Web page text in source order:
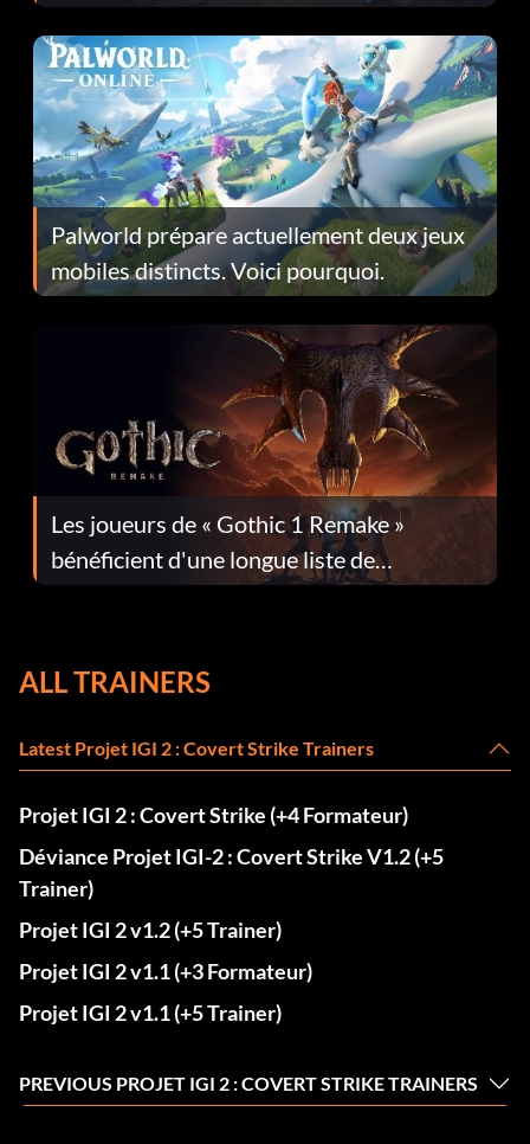
Fans Are Hopeful
Palworld prépare actuellement deux jeux
mobiles distincts. Voici pourquoi.
Les joueurs de « Gothic 1 Remake »
bénéficient d'une longue liste de
corrections dans la mise à jour 1.0.4
ALL TRAINERS
Latest Projet IGI 2 : Covert Strike Trainers
Projet IGI 2 : Covert Strike (+4 Formateur)
Déviance Projet IGI-2 : Covert Strike V1.2 (+5
Trainer)
Projet IGI 2 v1.2 (+5 Trainer)
Projet IGI 2 v1.1 (+3 Formateur)
Projet IGI 2 v1.1 (+5 Trainer)
PREVIOUS PROJET IGI 2 : COVERT STRIKE TRAINERS